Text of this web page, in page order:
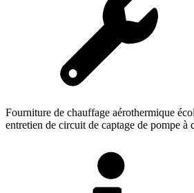
Fourniture de chauffage aérothermique
entretien de circuit de captage de pompe à